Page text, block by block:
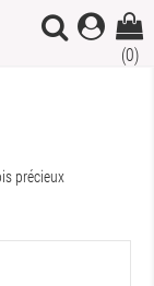
(0)
précieux